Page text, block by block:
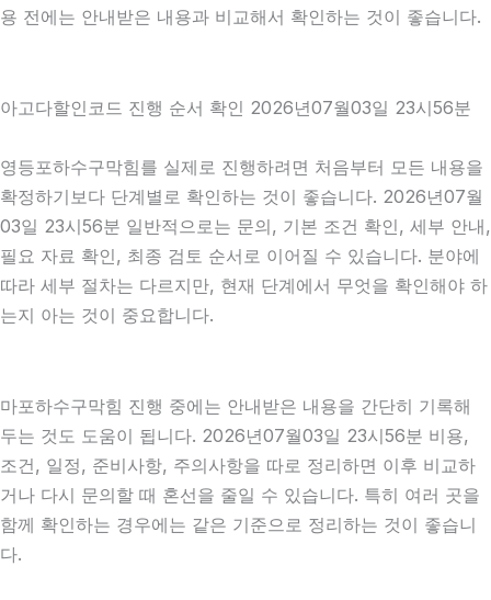
용 전에는 안내받은 내용과 비교해서 확인하는 것이 좋습니다.
아고다할인코드 진행 순서 확인 2026년07월03일 23시56분
영등포하수구막힘를 실제로 진행하려면 처음부터 모든 내용을
확정하기보다 단계별로 확인하는 것이 좋습니다. 2026년07월
03일 23시56분 일반적으로는 문의, 기본 조건 확인, 세부 안내,
필요 자료 확인, 최종 검토 순서로 이어질 수 있습니다. 분야에
따라 세부 절차는 다르지만, 현재 단계에서 무엇을 확인해야 하
는지 아는 것이 중요합니다.
마포하수구막힘 진행 중에는 안내받은 내용을 간단히 기록해
두는 것도 도움이 됩니다. 2026년07월03일 23시56분 비용,
조건, 일정, 준비사항, 주의사항을 따로 정리하면 이후 비교하
거나 다시 문의할 때 혼선을 줄일 수 있습니다. 특히 여러 곳을
함께 확인하는 경우에는 같은 기준으로 정리하는 것이 좋습니
다.